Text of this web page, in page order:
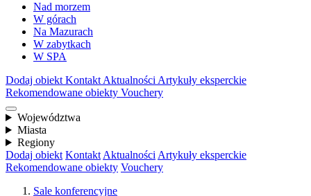
Nad morzem
W górach
Na Mazurach
W zabytkach
W SPA
Dodaj obiekt Kontakt Aktualności Artykuły eksperckie
Rekomendowane obiekty Vouchery
Województwa
Miasta
Regiony
Dodaj obiekt Kontakt Aktualności Artykuły eksperckie
Rekomendowane obiekty Vouchery
Sale konferencyjne